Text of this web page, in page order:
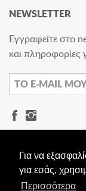
Για να
για εσάς,
Περισσότερα
NEWSLETTER
Εγγραφείτε στο
και πληροφορίες